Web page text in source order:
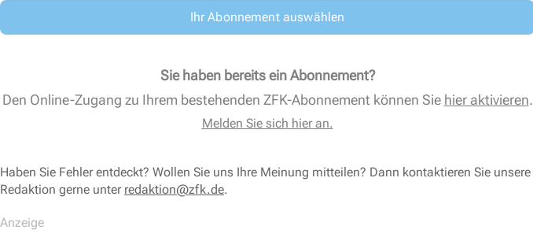
Ihr Abonnement auswählen
Sie haben bereits ein Abonnement?
Den Online-Zugang zu Ihrem bestehenden ZFK-Abonnement können Sie hier aktivieren.
Melden Sie sich hier an.
Haben Sie Fehler entdeckt? Wollen Sie uns Ihre Meinung mitteilen? Dann kontaktieren Sie unsere
Redaktion gerne unter redaktion@zfk.de.